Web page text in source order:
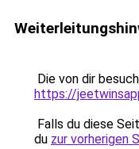
Die von dir
https://
Falls du diese
du zur vorherigen